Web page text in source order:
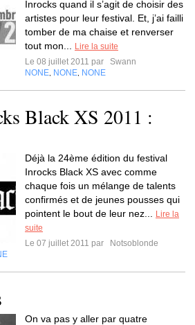
Inrocks quand il s’agit de choisir des
artistes pour leur festival. Et, j’ai failli
tomber de ma chaise et renverser
tout mon...
Lire la suite
Le 08 juillet 2011 par
Swann
NONE NONE NONE
Black XS 2011 :
Déjà la 24ème édition du festival
Inrocks Black XS avec comme
chaque fois un mélange de talents
confirmés et de jeunes pousses qui
pointent le bout de leur nez...
Lire la
suite
Le 07 juillet 2011 par
Notsoblonde
On va pas y aller par quatre